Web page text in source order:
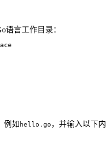
语言工作目录：
例如 hello.go ，并输入以下内